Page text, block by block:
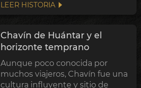
más antiguas de América:
decenas de pirámides
antecede a Egipto y Mesopo...
LEER HISTORIA
Chavín de Huántar y el
horizonte temprano
Aunque poco conocida por
muchos viajeros, Chavín fue una
cultura influyente y sitio de